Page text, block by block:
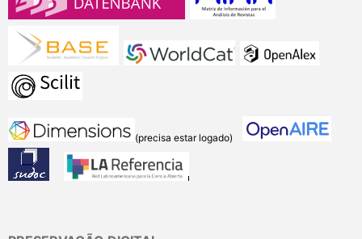
(precisa estar logado)